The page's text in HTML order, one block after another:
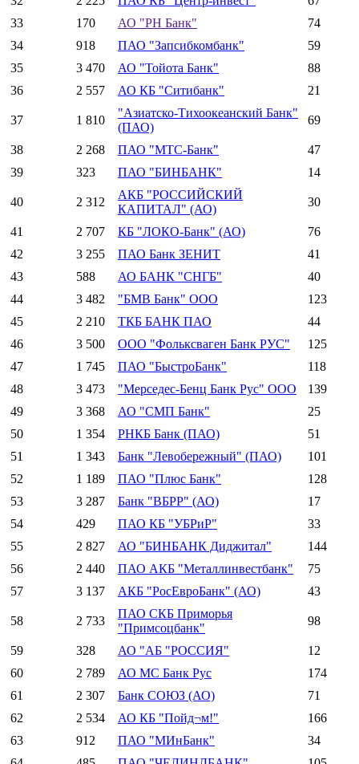
33
170 АО "РН Банк"
74
34
918 ПАО "Запсибкомбанк"
59
35
3 470 АО "Тойота Банк"
88
36
2 557 АО КБ "Ситибанк" 21
37 1 810
"Азиатско-Тихоокеанский Банк"
(ПАО)
69
38 2 268 ПАО "МТС-Банк"
47
39
323 ПАО "БИНБАНК" 14
40 2 312
АКБ "РОССИЙСКИЙ
КАПИТАЛ" (АО)
30
41 2 707 КБ "ЛОКО-Банк" (АО)
76
42
3 255 ПАО Банк ЗЕНИТ
41
43
588 АО БАНК "СНГБ"
40
44
3 482 "БМВ Банк" ООО
123
45
2 210 ТКБ БАНК ПАО
44
46
3 500 ООО "Фольксваген Банк РУС"
125
47
1 745 ПАО "БыстроБанк"
118
48
3 473 "Мерседес-Бенц Банк Рус" ООО
139
49
3 368 АО "СМП Банк"
25
50
1 354 РНКБ Банк (ПАО)
51
51
1 343 Банк "Левобережный" (ПАО)
101
52
1 189 ПАО "Плюс Банк"
128
53
3 287 Банк "ВБРР" (АО)
17
54
429 ПАО КБ "УБРиР"
33
55
2 827 АО "БИНБАНК Диджитал"
144
56
2 440 ПАО АКБ "Металлинвестбанк"
75
57
3 137 АКБ "РосЕвроБанк" (АО) 43
58 2 733
ПАО СКБ Приморья
"Примсоцбанк"
98
59 328 АО "АБ "РОССИЯ"
12
60
2 789 АО МС Банк Рус
174
61
2 307 Банк СОЮЗ (АО)
71
62
2 534 АО КБ "Пойд¬м!"
166
63
912 ПАО "МИнБанк"
34